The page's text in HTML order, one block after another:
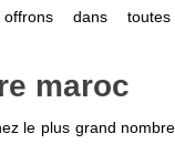
dans
maroc
le plus grand